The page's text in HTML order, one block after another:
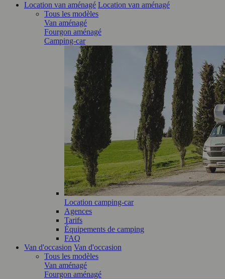
Location van aménagé Location van aménagé
Tous les modèles
Van aménagé
Fourgon aménagé
Camping-car
Location camping-car
Agences
Tarifs
Équipements de camping
FAQ
Van d'occasion Van d'occasion
Tous les modèles
Van aménagé
Fourgon aménagé